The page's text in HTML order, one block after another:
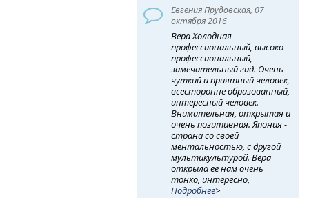
Евгения Прудовская, 07
октября 2016
Вера Холодная -
профессиональный, высоко
профессиональный,
замечательный гид. Очень
чуткий и приятный человек,
всесторонне образованный,
интересный человек.
Внимательная, открытая и
очень позитивная. Япония -
страна со своей
ментальностью, с другой
мультикультурой. Вера
открыла ее нам очень
тонко, интересно,
Подробнее>